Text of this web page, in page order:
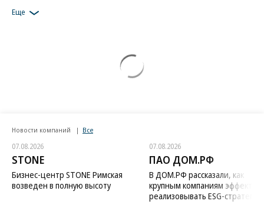
Еще
Новости компаний Все
07.08.2026
STONE
Бизнес-центр STONE Римская
возведен в полную высоту
07.08.2026
ПАО ДОМ.РФ
В ДОМ.РФ рассказали, как
крупным компаниям
реализовывать ESG-стратегию